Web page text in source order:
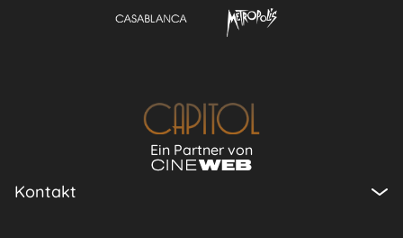
Ein Partner von
Kontakt